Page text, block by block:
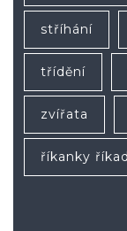
stříhání
třídění
zvířata
říkanky